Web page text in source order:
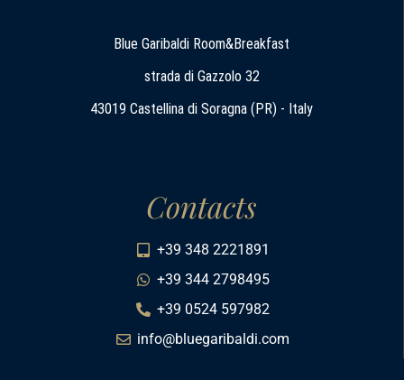
Blue Garibaldi Room&Breakfast
strada di Gazzolo 32
43019 Castellina di Soragna (PR) - Italy
Contacts
+39 348 2221891
+39 344 2798495
+39 0524 597982
info@bluegaribaldi.com